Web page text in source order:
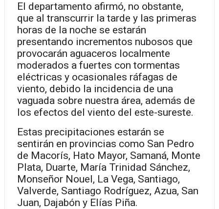
El departamento afirmó, no obstante,
que al transcurrir la tarde y las primeras
horas de la noche se estarán
presentando incrementos nubosos que
provocarán aguaceros localmente
moderados a fuertes con tormentas
eléctricas y ocasionales ráfagas de
viento, debido la incidencia de una
vaguada sobre nuestra área, además de
los efectos del viento del este-sureste.
Estas precipitaciones estarán se
sentirán en provincias como San Pedro
de Macorís, Hato Mayor, Samaná, Monte
Plata, Duarte, María Trinidad Sánchez,
Monseñor Nouel, La Vega, Santiago,
Valverde, Santiago Rodríguez, Azua, San
Juan, Dajabón y Elías Piña.